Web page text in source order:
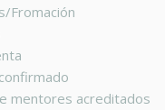
Fromación
mentores acreditados